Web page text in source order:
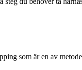
som är en av